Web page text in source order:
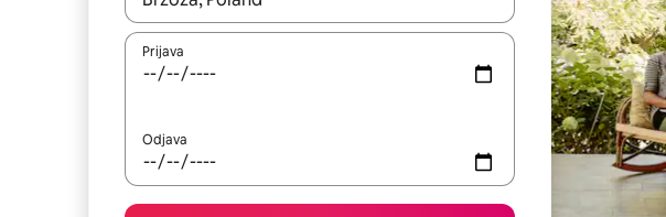
Prijava
Odjava